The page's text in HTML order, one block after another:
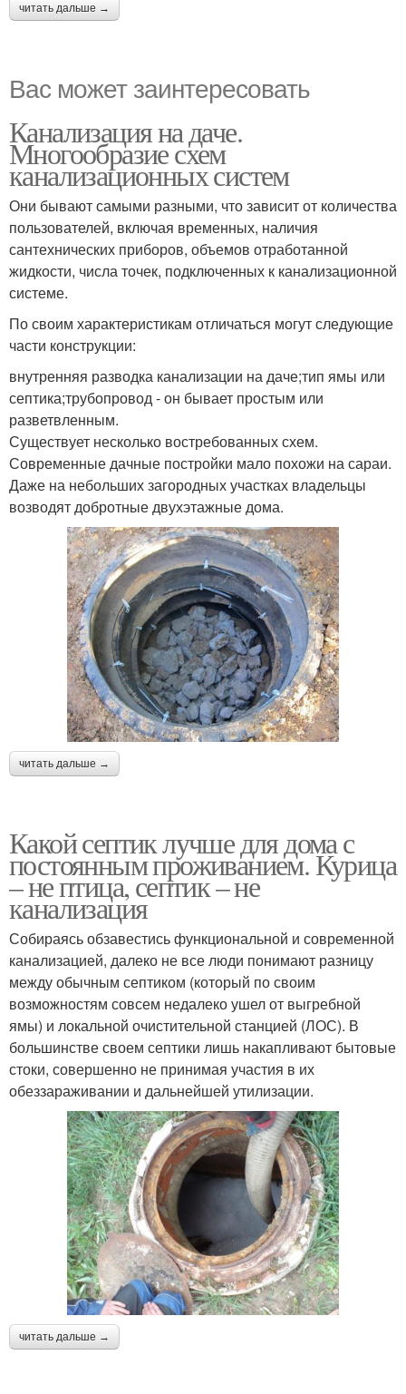
читать дальше →
Вас может заинтересовать
Канализация на даче.
Многообразие схем
канализационных систем
Они бывают самыми разными, что зависит от количества
пользователей, включая временных, наличия
сантехнических приборов, объемов отработанной
жидкости, числа точек, подключенных к канализационной
системе.
По своим характеристикам отличаться могут следующие
части конструкции:
внутренняя разводка канализации на даче;тип ямы или
септика;трубопровод - он бывает простым или
разветвленным.
Существует несколько востребованных схем.
Современные дачные постройки мало похожи на сараи.
Даже на небольших загородных участках владельцы
возводят добротные двухэтажные дома.
читать дальше →
Какой септик лучше для дома с
постоянным проживанием. Курица
– не птица, септик – не
канализация
Собираясь обзавестись функциональной и современной
канализацией, далеко не все люди понимают разницу
между обычным септиком (который по своим
возможностям совсем недалеко ушел от выгребной
ямы) и локальной очистительной станцией (ЛОС). В
большинстве своем септики лишь накапливают бытовые
стоки, совершенно не принимая участия в их
обеззараживании и дальнейшей утилизации.
читать дальше →